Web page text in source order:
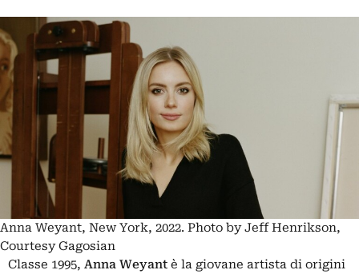
Anna Weyant, New York, 2022. Photo by Jeff Henrikson,
Courtesy Gagosian
Classe 1995, Anna Weyant è la giovane artista di origini